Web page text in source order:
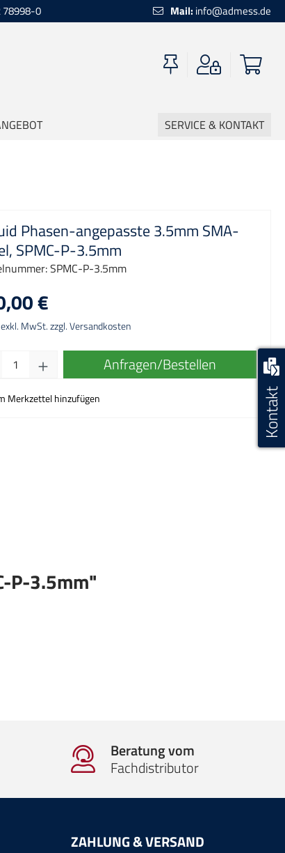
Kontakt
78998-0 Mail: info@admess.de
SERVICE & KONTAKT
Phasen-angepasste 3.5mm SMA-
SPMC-P-3.5mm
SPMC-P-3.5mm
€
MwSt. zzgl. Versandkosten
Anzahl: Gib den gewünschten
Anfragen/Bestellen
Merkzettel hinzufügen
P-3.5mm"
Beratung vom
Fachdistributor
ZAHLUNG & VERSAND